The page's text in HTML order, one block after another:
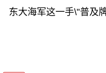
东大海军这一手\"普及